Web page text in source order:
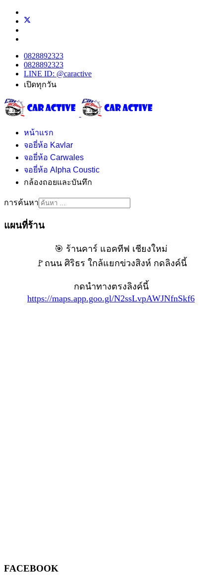
0828892323
0828892323
LINE ID: @caractive
เปิดทุกวัน
หน้าแรก
จอยี่ห้อ Kavlar
จอยี่ห้อ Carwales
จอยี่ห้อ Alpha Coustic
กล้องถอยและบันทึก
การค้นหา
แผนที่ร้าน
🎯 ร้านคาร์ แอคทีฟ เชียงใหม่
🚩ถนน ศิริธร ใกล้แยกข่วงสิงห์ กดลิงค์นี้
กดนำทางตรงลิงค์นี้
https://maps.app.goo.gl/N2ssLvpAWJNfnSkf6
FACEBOOK